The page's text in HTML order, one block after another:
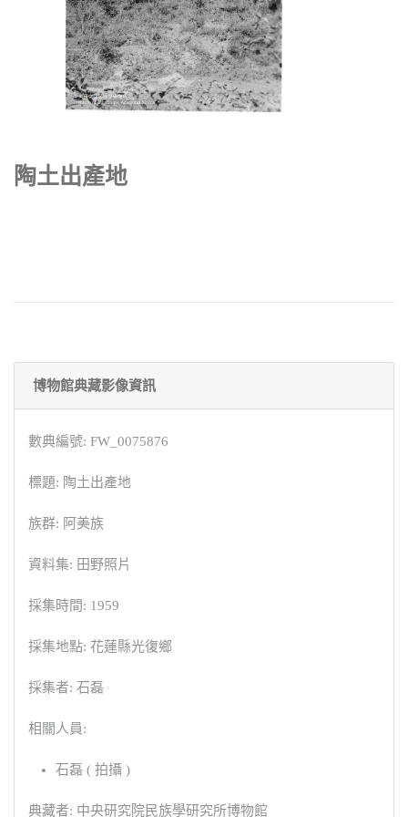
陶土出產地
博物館典藏影像資訊
數典編號: FW_0075876
標題: 陶土出產地
族群: 阿美族
資料集: 田野照片
採集時間: 1959
採集地點: 花蓮縣光復鄉
採集者: 石磊
相關人員:
石磊 ( 拍攝 )
典藏者: 中央研究院民族學研究所博物館